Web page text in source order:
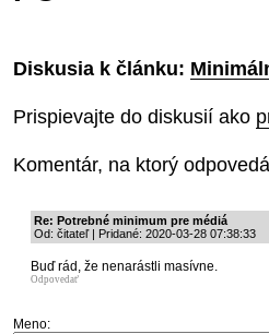
Diskusia k článku:
Prispievajte do diskusií ako
Komentár, na ktorý
Re: Potrebné minimum pre médiá
Od: čitateľ | Pridané: 2020-03-28 07:38:33
Buď rád, že nenarástli masívne.
Odpovedať
Meno: